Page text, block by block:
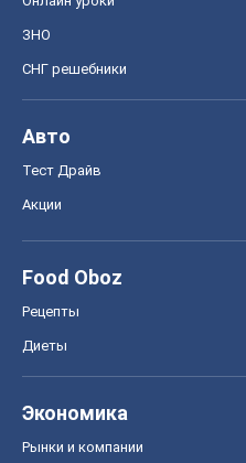
ЗНО
СНГ решебники
Авто
Тест Драйв
Акции
Food Oboz
Рецепты
Диеты
Экономика
Рынки и компании